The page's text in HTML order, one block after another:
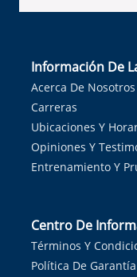
Información De
Acerca De Nosotros
Carreras
Ubicaciones Y
Opiniones Y
Entrenamiento Y
Centro De
Términos Y
Política De Garantía